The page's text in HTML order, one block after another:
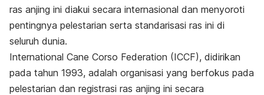
ras anjing ini diakui secara internasional dan menyoroti
pentingnya pelestarian serta standarisasi ras ini di
seluruh dunia.
International Cane Corso Federation (ICCF), didirikan
pada tahun 1993, adalah organisasi yang berfokus pada
pelestarian dan registrasi ras anjing ini secara